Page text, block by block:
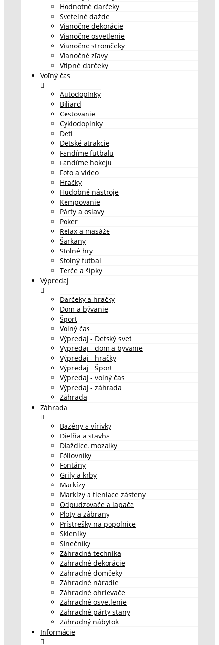
Hodnotné darčeky
Svetelné dažde
Vianočné dekorácie
Vianočné osvetlenie
Vianočné stromčeky
Vianočné zľavy
Vtipné darčeky
Voľný čas
Autodoplnky
Biliard
Cestovanie
Cyklodoplnky
Deti
Detské atrakcie
Fandíme futbalu
Fandíme hokeju
Foto a video
Hračky
Hudobné nástroje
Kempovanie
Párty a oslavy
Poker
Relax a masáže
Šarkany
Stolné hry
Stolný futbal
Terče a šípky
Výpredaj
Darčeky a hračky
Dom a bývanie
Šport
Voľný čas
Výpredaj - Detský svet
Výpredaj - dom a bývanie
Výpredaj - hračky
Výpredaj - Šport
Výpredaj - voľný čas
Výpredaj - záhrada
Záhrada
Záhrada
Bazény a vírivky
Dielňa a stavba
Dlaždice, mozaiky
Fóliovníky
Fontány
Grily a krby
Markízy
Markízy a tieniace zásteny
Odpudzovače a lapače
Ploty a zábrany
Prístrešky na popolnice
Skleníky
Slnečníky
Záhradná technika
Záhradné dekorácie
Záhradné domčeky
Záhradné náradie
Záhradné ohrievače
Záhradné osvetlenie
Záhradné párty stany
Záhradný nábytok
Informácie